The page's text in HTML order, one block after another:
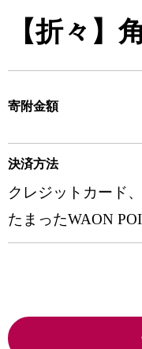
【折々】
寄附金額
決済方法
クレジットカード
たまったWAON